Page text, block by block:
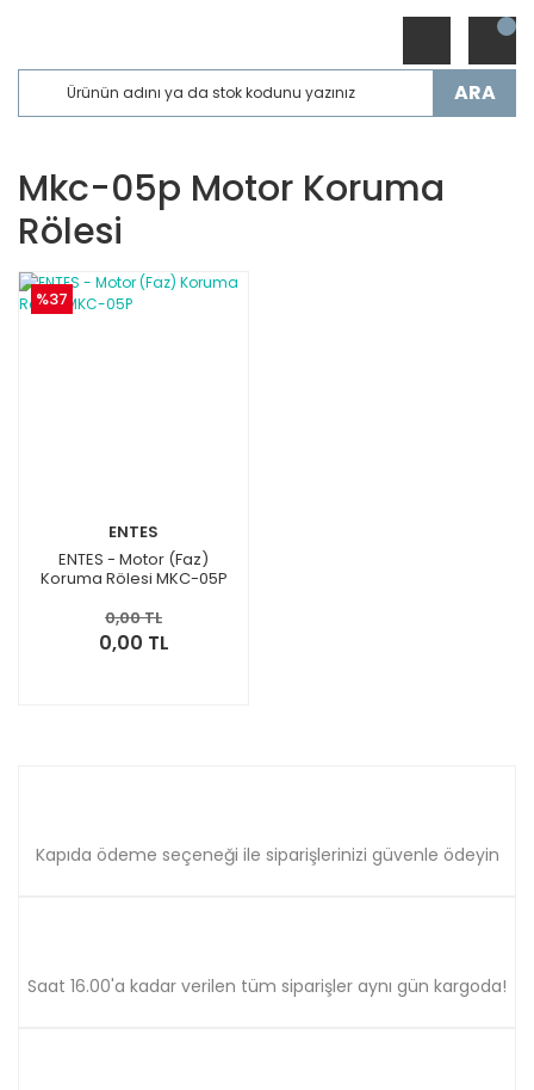
ARA
Mkc-05p Motor Koruma
Rölesi
%37
ENTES
ENTES - Motor (Faz)
Koruma Rölesi MKC-05P
0,00 TL
0,00 TL
Kapıda ödeme seçeneği ile siparişlerinizi güvenle ödeyin
Saat 16.00'a kadar verilen tüm siparişler aynı gün kargoda!